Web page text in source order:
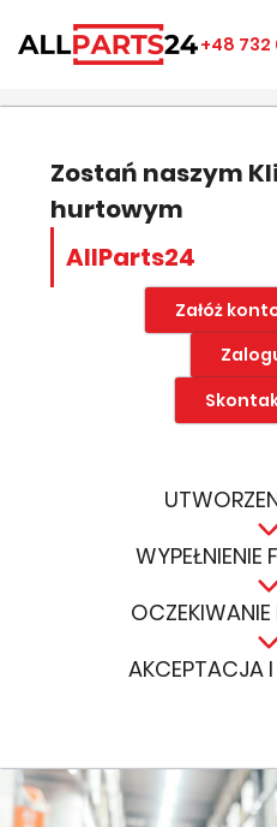
+48 732
Zostań naszym
hurtowym
AllParts24
Załóż
WYPEŁNIENIE
AKCEPTACJA
((modalTitle))
((cancelText))
Utwórz listę
Anuluj Zapisz
Zaloguj się
liście życzeń.
Anuluj Zaloguj się